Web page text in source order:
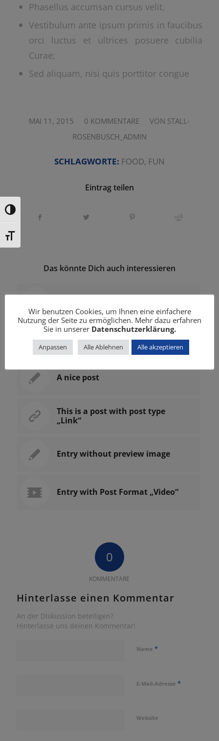
Umschalten auf hohe Kontraste
Schrift vergrößern
Phasellus accumsan cursus velit.
Vestibulum ante ipsum primis in faucibus
orci luctus et ultrices posuere cubilia
Curae;
Sed aliquam, nisi quis porttitor congue
MAI 11, 2015
/ 0 KOMMENTARE
/ VON STALL-
ROSENBUSCH_ADMIN
SCHLAGWORTE: FOOD, FUN
Eintrag teilen
Das könnte Dich auch interessieren
A nice entry
A nice post
This is a post with post type
„Link“
Entry without preview image
Entry with Post Format „Video“
0
KOMMENTARE
Hinterlasse einen Kommentar
An der Diskussion beteiligen?
Hinterlasse uns deinen Kommentar!
Name *
E-Mail-Adresse *
Website
Wir benutzen Cookies, um Ihnen eine einfachere
Nutzung der Seite zu ermöglichen. Mehr dazu erfahren
Sie in unserer Datenschutzerklärung.
Anpassen Alle Ablehnen Alle akzeptieren